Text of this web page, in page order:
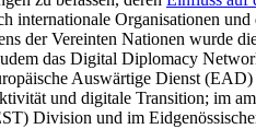
internationale Orga­nisationen
der Vereinten Nationen wurde
das Digital Diplomacy
Auswärtige Dienst
und digitale Tran­si­tion; im
Division und im